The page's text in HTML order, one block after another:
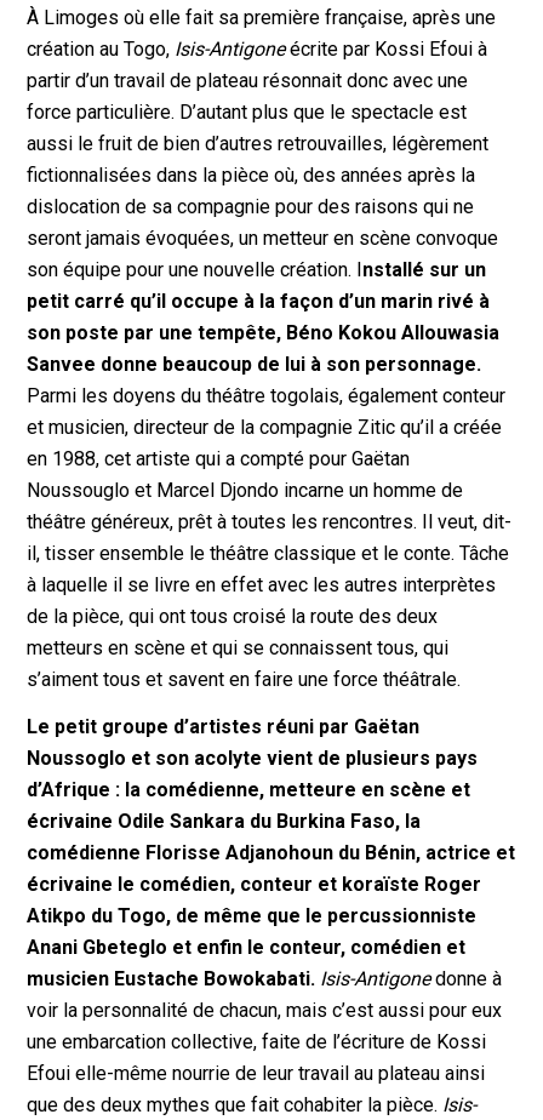
À Limoges où elle fait sa première française, après une
création au Togo, Isis-Antigoneécrite par Kossi Efoui à
partir d’un travail de plateau résonnait donc avec une
force particulière. D’autant plus que le spectacle est
aussi le fruit de bien d’autres retrouvailles, légèrement
fictionnalisées dans la pièce où, des années après la
dislocation de sa compagnie pour des raisons qui ne
seront jamais évoquées, un metteur en scène convoque
son équipe pour une nouvelle création. Installé sur un
petit carré qu’il occupe à la façon d’un marin rivé à
son poste par une tempête, Béno Kokou Allouwasia
Sanvee donne beaucoup de lui à son personnage.
Parmi les doyens du théâtre togolais, également conteur
et musicien, directeur de la compagnie Zitic qu’il a créée
en 1988, cet artiste qui a compté pour Gaëtan
Noussouglo et Marcel Djondo incarne un homme de
théâtre généreux, prêt à toutes les rencontres. Il veut, dit-
il, tisser ensemble le théâtre classique et le conte. Tâche
à laquelle il se livre en effet avec les autres interprètes
de la pièce, qui ont tous croisé la route des deux
metteurs en scène et qui se connaissent tous, qui
s’aiment tous et savent en faire une force théâtrale.
Le petit groupe d’artistes réuni par Gaëtan
Noussoglo et son acolyte vient de plusieurs pays
d’Afrique : la comédienne, metteure en scène et
écrivaine Odile Sankara du Burkina Faso, la
comédienne Florisse Adjanohoun du Bénin, actrice et
écrivaine le comédien, conteur et koraïste Roger
Atikpo du Togo, de même que le percussionniste
Anani Gbeteglo et enfin le conteur, comédien et
musicien Eustache Bowokabati. Isis-Antigonedonne à
voir la personnalité de chacun, mais c’est aussi pour eux
une embarcation collective, faite de l’écriture de Kossi
Efoui elle-même nourrie de leur travail au plateau ainsi
que des deux mythes que fait cohabiter la pièce. Isis-